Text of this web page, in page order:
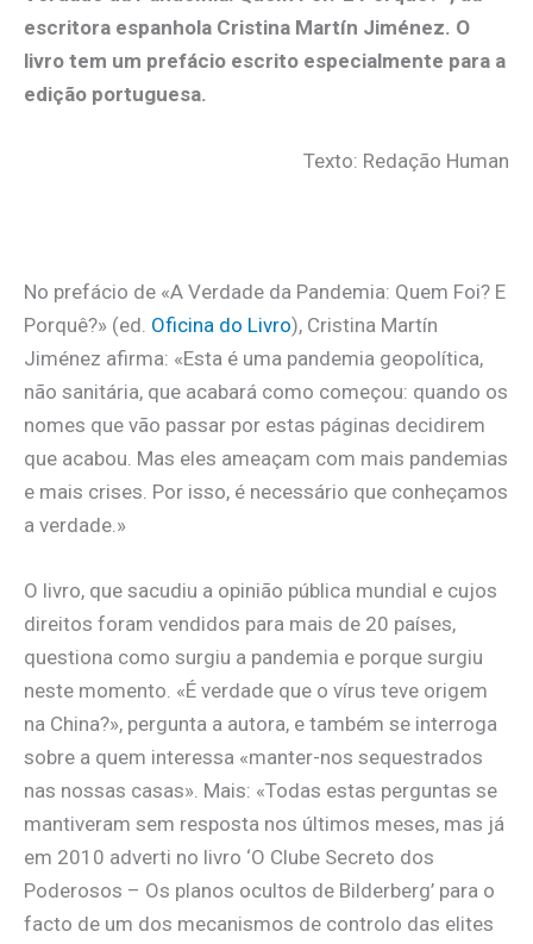
escritora espanhola Cristina Martín Jiménez. O
livro tem um prefácio escrito especialmente para a
edição portuguesa.
Texto: Redação Human
No prefácio de «A Verdade da Pandemia: Quem Foi? E
Porquê?» (ed. Oficina do Livro), Cristina Martín
Jiménez afirma: «Esta é uma pandemia geopolítica,
não sanitária, que acabará como começou: quando os
nomes que vão passar por estas páginas decidirem
que acabou. Mas eles ameaçam com mais pandemias
e mais crises. Por isso, é necessário que conheçamos
a verdade.»
O livro, que sacudiu a opinião pública mundial e cujos
direitos foram vendidos para mais de 20 países,
questiona como surgiu a pandemia e porque surgiu
neste momento. «É verdade que o vírus teve origem
na China?», pergunta a autora, e também se interroga
sobre a quem interessa «manter-nos sequestrados
nas nossas casas». Mais: «Todas estas perguntas se
mantiveram sem resposta nos últimos meses, mas já
em 2010 adverti no livro ‘O Clube Secreto dos
Poderosos – Os planos ocultos de Bilderberg’ para o
facto de um dos mecanismos de controlo das elites